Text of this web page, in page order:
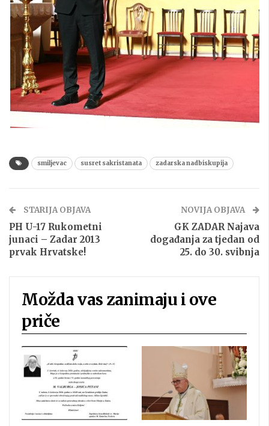
smiljevac susret sakristanata zadarska nadbiskupija
STARIJA OBJAVA
PH U-17 Rukometni
junaci – Zadar 2013
prvak Hrvatske!
NOVIJA OBJAVA
GK ZADAR Najava
događanja za tjedan od
25. do 30. svibnja
Možda vas zanimaju i ove
priče